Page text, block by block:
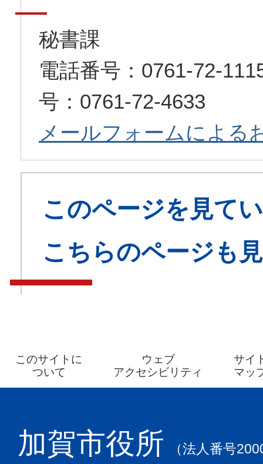
秘書課
電話番号：0761-72-
号：0761-72-4633
メールフォームによる
このページを見て
こちらのページも
このサイトに
ついて
ウェブ
アクセシビリティ
サイ
マッ
加賀市役所 （法人番号